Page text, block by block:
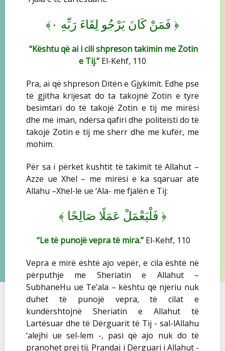
﴿ فَمَنْ كَانَ يَرْجُو لِقَاءَ رَبِّهِ ٠ ﴾
“Kështu që ai i cili shpreson takimin me Zotin
e Tij.” El-Kehf, 110
Pra, ai që shpreson Ditën e Gjykimit. Edhe pse
të gjitha krijesat do ta takojnë Zotin e tyre
besimtari do të takojë Zotin e tij me mirësi
dhe me iman, ndërsa qafiri dhe politeisti do të
takojë Zotin e tij me sherr dhe me kufër, me
mohim.
Për sa i përket kushtit të takimit të Allahut –
Azze ue Xhel – me mirësi e ka sqaruar atë
Allahu –Xhel-le ue ‘Ala- me fjalën e Tij:
﴿ فَلْيَعْمَلْ عَمَلًا صَالِحًا ﴾
“Le të punojë vepra të mira.” El-Kehf, 110
Vepra e mirë është ajo vepër, e cila është në
përputhje me Sheriatin e Allahut –
SubhaneHu ue Te’ala – kështu që njeriu nuk
duhet të punojë vepra, të cilat e
kundërshtojnë Sheriatin e Allahut të
Lartësuar dhe të Dërguarit të Tij - sal-lAllahu
‘alejhi ue sel-lem -, pasi që ajo nuk do të
pranohet prej tij. Prandaj i Dërguari i Allahut -